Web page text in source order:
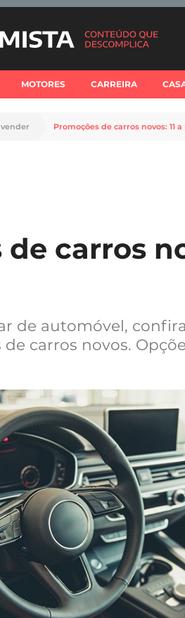
MOTORES CARREIRA
Promoções de carros novos: 11
carros
de automóvel,
carros novos.